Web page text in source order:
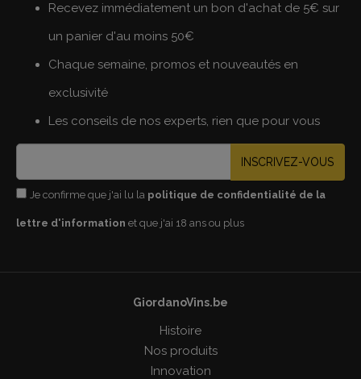
Recevez immédiatement un bon d'achat de 5€ sur
un panier d'au moins 50€
Chaque semaine, promos et nouveautés en
exclusivité
Les conseils de nos experts, rien que pour vous
INSCRIVEZ-VOUS
Je confirme que j'ai lu la politique de confidentialité de la
lettre d'information et que j'ai 18 ans ou plus
GiordanoVins.be
Histoire
Nos produits
Innovation